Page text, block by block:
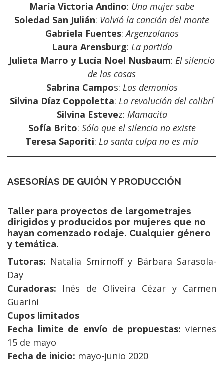
María Victoria Andino: Una mujer sabe
Soledad San Julián: Volvió la canción del monte
Gabriela Fuentes:Argenzolanos
Laura Arensburg: La partida
Julieta Marro y Lucía Noel Nusbaum: El silencio
de las cosas
Sabrina Campos: Los demonios
Silvina Díaz Coppoletta: La revolución del colibrí
Silvina Estevez: Mamacita
Sofía Brito: Sólo que el silencio no existe
Teresa Saporiti: La santa culpa no es mía
ASESORÍAS DE GUIÓN Y PRODUCCIÓN
Taller para proyectos de largometrajes
dirigidos y producidos por mujeres que no
hayan comenzado rodaje. Cualquier género
y temática.
Tutoras: Natalia Smirnoff y Bárbara Sarasola-
Day
Curadoras: Inés de Oliveira Cézar y Carmen
Guarini
Cupos limitados
Fecha limite de envío de propuestas: viernes
15 de mayo
Fecha de inicio: mayo-junio 2020